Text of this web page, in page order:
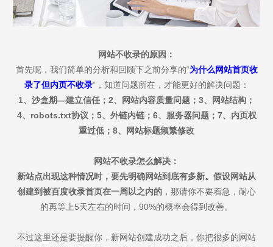
网站不收录的原因：
首先呢，我们简单的分析和回顾下之前分享的“为什么网站首页收
录了但内页不收录”，知道问题所在，才能更好的解决问题：
1、 沙盒期—建立信任； 2、 网站内容质量问题 ； 3、网站结构 ；
4、robots.txt协议 ； 5、 外链内链； 6、服务器问题；7、 内页权
重过低；8、 网站标题频繁修改
网站不收录怎么解决 ：
新站点出现这种情况时，要先明确网站到底有多新。假设网站从
创建到被百度收录首页在一周以之内的 ，那请你不要着急，耐心
的再等上5天左右的时间，90%的概率会得到改善。
不过这里还是要提醒你，新网站创建成功之后，你把很多的网站